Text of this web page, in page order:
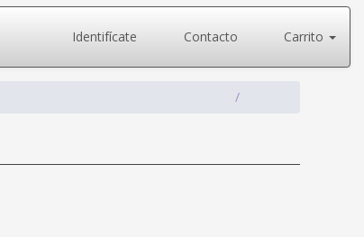
Identifícate Contacto Carrito